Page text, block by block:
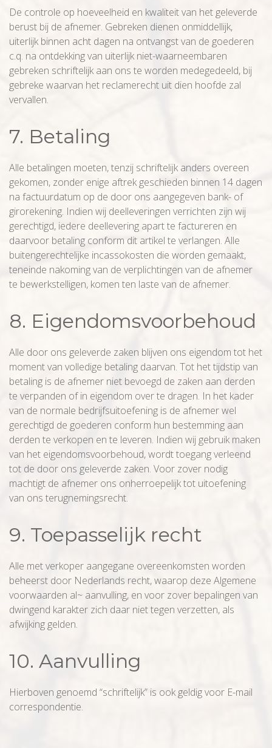
De controle op hoeveelheid en kwaliteit van het geleverde
berust bij de afnemer. Gebreken dienen onmiddellijk,
uiterlijk binnen acht dagen na ontvangst van de goederen
c.q. na ontdekking van uiterlijk niet-waarneembaren
gebreken schriftelijk aan ons te worden medegedeeld, bij
gebreke waarvan het reclamerecht uit dien hoofde zal
vervallen.
7. Betaling
Alle betalingen moeten, tenzij schriftelijk anders overeen
gekomen, zonder enige aftrek geschieden binnen 14 dagen
na factuurdatum op de door ons aangegeven bank- of
girorekening. Indien wij deelleveringen verrichten zijn wij
gerechtigd, iedere deellevering apart te factureren en
daarvoor betaling conform dit artikel te verlangen. Alle
buitengerechtelijke incassokosten die worden gemaakt,
teneinde nakoming van de verplichtingen van de afnemer
te bewerkstelligen, komen ten laste van de afnemer.
8. Eigendomsvoorbehoud
Alle door ons geleverde zaken blijven ons eigendom tot het
moment van volledige betaling daarvan. Tot het tijdstip van
betaling is de afnemer niet bevoegd de zaken aan derden
te verpanden of in eigendom over te dragen. In het kader
van de normale bedrijfsuitoefening is de afnemer wel
gerechtigd de goederen conform hun bestemming aan
derden te verkopen en te leveren. Indien wij gebruik maken
van het eigendomsvoorbehoud, wordt toegang verleend
tot de door ons geleverde zaken. Voor zover nodig
machtigt de afnemer ons onherroepelijk tot uitoefening
van ons terugnemingsrecht.
9. Toepasselijk recht
Alle met verkoper aangegane overeenkomsten worden
beheerst door Nederlands recht, waarop deze Algemene
voorwaarden al~ aanvulling, en voor zover bepalingen van
dwingend karakter zich daar niet tegen verzetten, als
afwijking gelden.
10. Aanvulling
Hierboven genoemd “schriftelijk” is ook geldig voor E-mail
correspondentie.